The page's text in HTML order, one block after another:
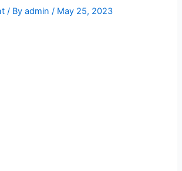
/ Byadmin/ May 25, 2023